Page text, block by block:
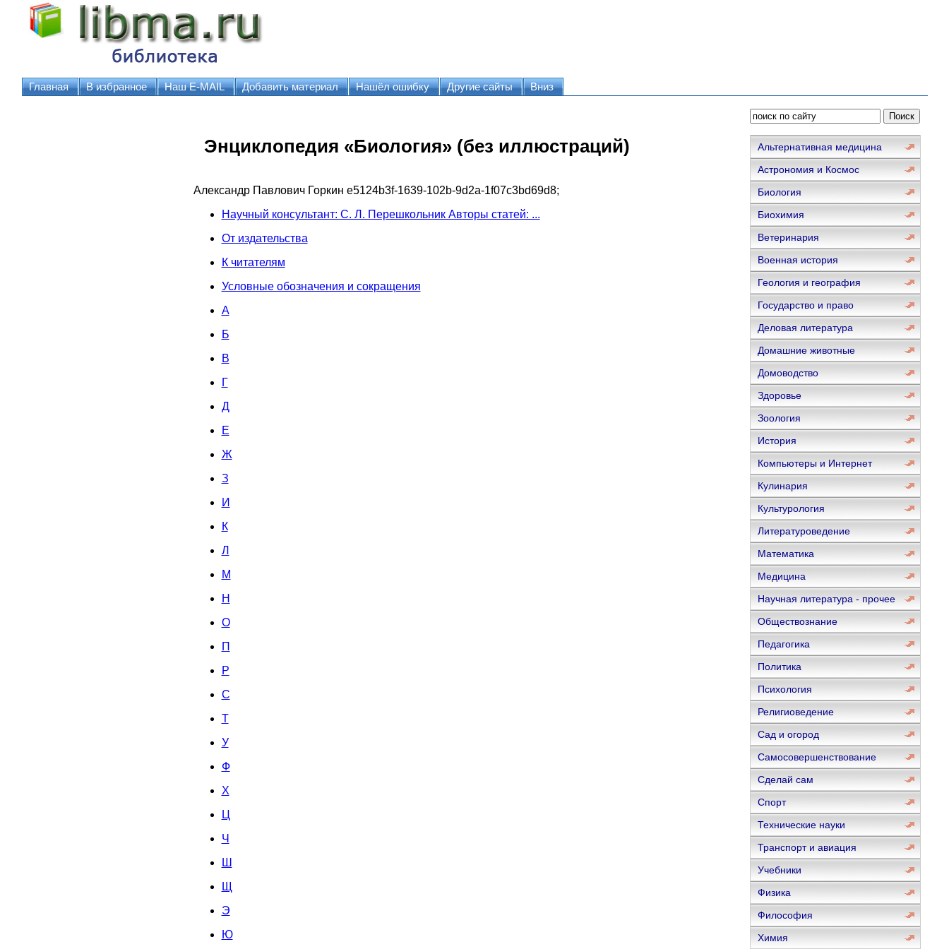
Главная В избранное Наш E-MAIL Добавить материал Нашёл ошибку Другие сайты Вниз
Энциклопедия «Биология» (без иллюстраций)
Александр Павлович Горкин e5124b3f-1639-102b-9d2a-1f07c3bd69d8;
Научный консультант: С. Л. Перешкольник Авторы статей: ...
От издательства
К читателям
Условные обозначения и сокращения
А
Б
В
Г
Д
Е
Ж
З
И
К
Л
М
Н
О
П
Р
С
Т
У
Ф
Х
Ц
Ч
Ш
Щ
Э
Ю
Альтернативная медицина
Астрономия и Космос
Биология
Биохимия
Ветеринария
Военная история
Геология и география
Государство и право
Деловая литература
Домашние животные
Домоводство
Здоровье
Зоология
История
Компьютеры и Интернет
Кулинария
Культурология
Литературоведение
Математика
Медицина
Научная литература - прочее
Обществознание
Педагогика
Политика
Психология
Религиоведение
Сад и огород
Самосовершенствование
Сделай сам
Спорт
Технические науки
Транспорт и авиация
Учебники
Физика
Философия
Химия